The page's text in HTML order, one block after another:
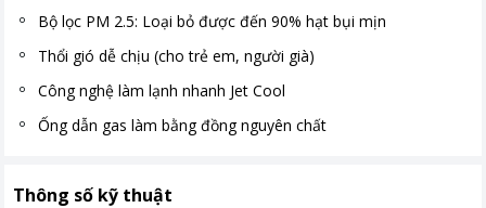
Bộ lọc PM 2.5: Loại bỏ được đến 90% hạt bụi mịn
Thổi gió dễ chịu (cho trẻ em, người già)
Công nghệ làm lạnh nhanh Jet Cool
Ống dẫn gas làm bằng đồng nguyên chất
Thông số kỹ thuật